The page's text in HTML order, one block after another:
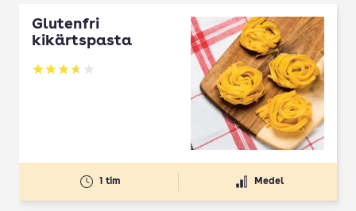
Glutenfri
kikärtspasta
Betyg: 3.64 av 5
1 tim Medel